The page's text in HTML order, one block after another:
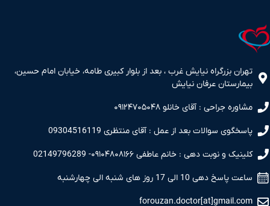
تهران بزرگراه نیایش غرب ، بعد از بلوار کبیری طامه، خیابان امام حسین،
بیمارستان عرفان نیایش
مشاوره جراحی : آقای خانلو ۰۹۱۲۴۷۰۵۰۴۸
پاسخگوی سوالات بعد از عمل : آقای منتظری 09304516119
کلینیک و نوبت دهی : خانم عاطفی ۰۹۱۰۴۸۰۸۱۶۶- 02149796289
ساعت پاسخ دهی 10 الی 17 روز های شنبه الی چهارشنبه
forouzan.doctor[at]gmail.com